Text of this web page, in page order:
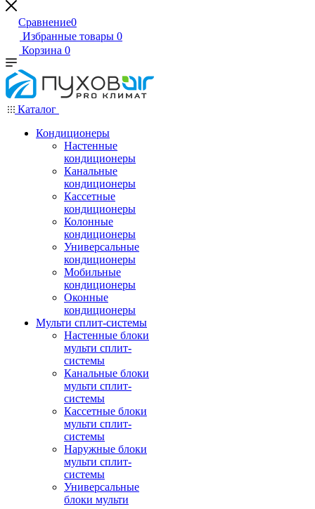
Сравнение0
Избранные товары 0
Корзина 0
Каталог
Кондиционеры
Настенные
кондиционеры
Канальные
кондиционеры
Кассетные
кондиционеры
Колонные
кондиционеры
Универсальные
кондиционеры
Мобильные
кондиционеры
Оконные
кондиционеры
Мульти сплит-системы
Настенные блоки
мульти сплит-
системы
Канальные блоки
мульти сплит-
системы
Кассетные блоки
мульти сплит-
системы
Наружные блоки
мульти сплит-
системы
Универсальные
блоки мульти